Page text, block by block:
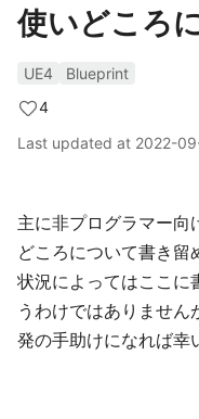
使いどころ
UE4
Blueprint
4
Last updated at 2022-
主に非プログラマー向
どころについて書き留
状況によってはここに
うわけではありませ
発の手助けになれば幸